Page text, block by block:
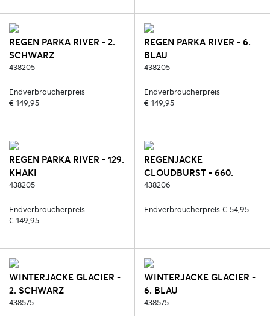
REGEN PARKA RIVER - 2.
SCHWARZ
438205
Endverbraucherpreis
€ 149,95
REGEN PARKA RIVER - 6.
BLAU
438205
Endverbraucherpreis
€ 149,95
REGEN PARKA RIVER - 129.
KHAKI
438205
Endverbraucherpreis
€ 149,95
REGENJACKE
CLOUDBURST - 660.
TRANSPARENT
438206
Endverbraucherpreis € 54,95
WINTERJACKE GLACIER -
2. SCHWARZ
438575
WINTERJACKE GLACIER -
6. BLAU
438575